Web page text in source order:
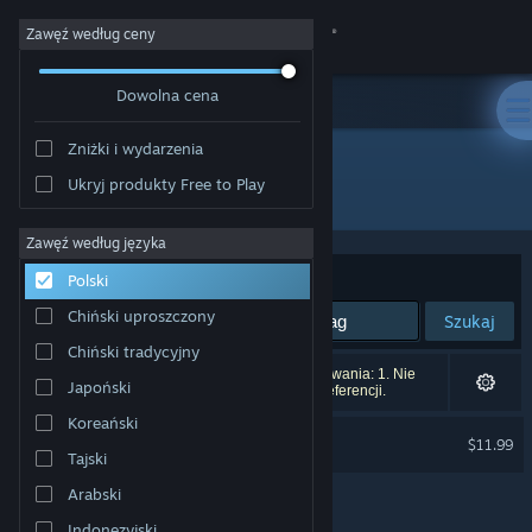
Zaloguj się
Społeczność
Informacje
Wsparcie
Zmień język
Pobierz aplikację mobilną Steam
Wersja przeglądarkowa
Zawęź według ceny
Dowolna cena
Zniżki i wydarzenia
Ukryj produkty Free to Play
Zawęź według języka
Polski
Chiński uproszczony
Chiński tradycyjny
Japoński
Koreański
Tajski
Arabski
Producent: Vlambeer
Sortuj według:
Szukaj
Liczba wyników pasujących do twojego wyszukiwania: 1. Nie
uwzględniono 5 tytułów na podstawie twoich preferencji.
$11.99